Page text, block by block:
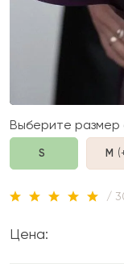
Выберите размер
S M
/
Цена: